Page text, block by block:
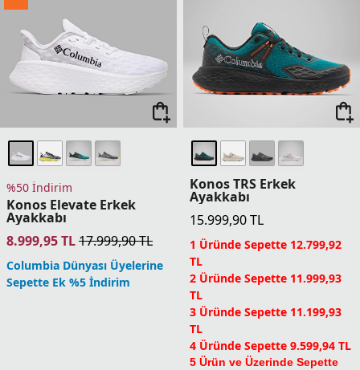
%50 İndirim
Konos Elevate Erkek
Ayakkabı
8.999,95TL17.999,90TL
Columbia Dünyası Üyelerine
Sepette Ek %5 İndirim
Konos TRS Erkek
Ayakkabı
15.999,90TL
1 Üründe Sepette 12.799,92
TL
2 Üründe Sepette 11.999,93
TL
3 Üründe Sepette 11.199,93
TL
4 Üründe Sepette 9.599,94 TL
5 Ürün ve Üzerinde Sepette